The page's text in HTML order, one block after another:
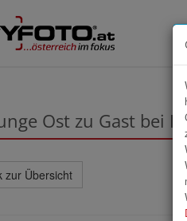
Ost zu Gast bei
zur Übersicht